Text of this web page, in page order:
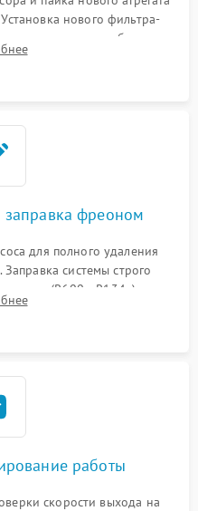
нового фильтра-
вентиляторов обдува,
дверных петель.
фреоном
для полного удаления
системы строго
(R600a, R134a) по
давления в системе.
работы
скорости выхода на